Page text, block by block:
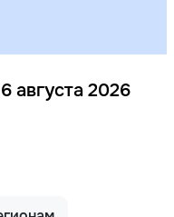
августа 2026